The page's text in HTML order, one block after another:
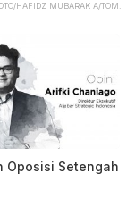
HAFIDZ MUBARAK A/TOM.
Oposisi Setengah